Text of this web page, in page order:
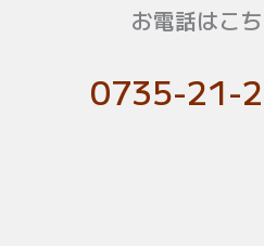
お電話はこ
0735-21-